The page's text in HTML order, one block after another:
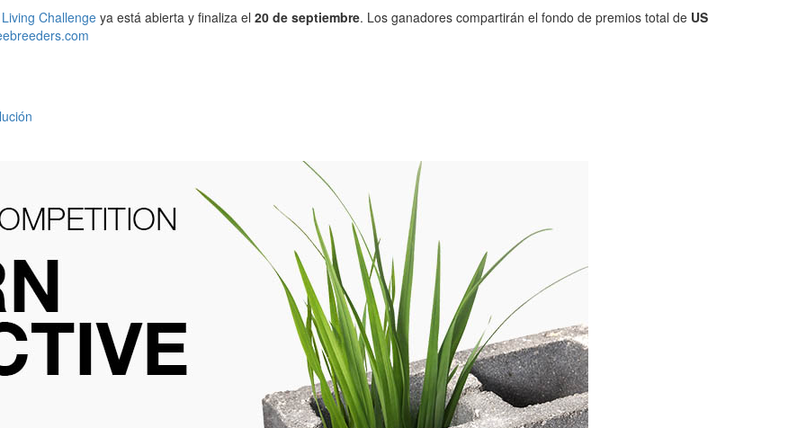
Challenge ya está abierta y finaliza el 20 de septiembre. Los ganadores compartirán el fondo de premios total de US